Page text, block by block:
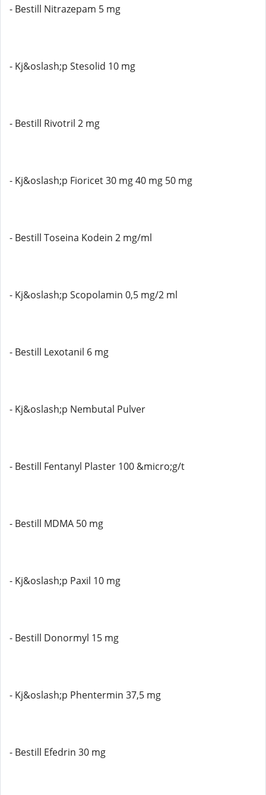
- Bestill Nitrazepam 5 mg
- Kj&oslash;p Stesolid 10 mg
- Bestill Rivotril 2 mg
- Kj&oslash;p Fioricet 30 mg 40 mg 50 mg
- Bestill Toseina Kodein 2 mg/ml
- Kj&oslash;p Scopolamin 0,5 mg/2 ml
- Bestill Lexotanil 6 mg
- Kj&oslash;p Nembutal Pulver
- Bestill Fentanyl Plaster 100 &micro;g/t
- Bestill MDMA 50 mg
- Kj&oslash;p Paxil 10 mg
- Bestill Donormyl 15 mg
- Kj&oslash;p Phentermin 37,5 mg
- Bestill Efedrin 30 mg